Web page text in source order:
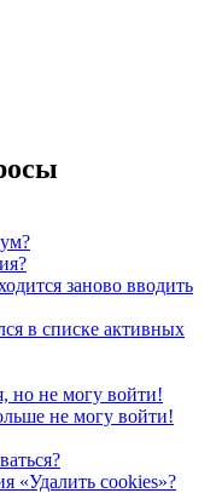
заново вводить
в списке активных
но не могу войти!
не могу войти!
«Удалить cookies»?